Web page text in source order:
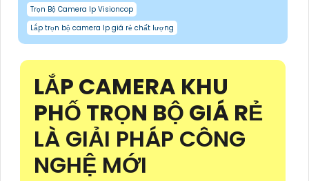
Trọn Bộ Camera Ip Visioncop
Lắp trọn bộ camera Ip giá rẻ chất lượng
LẮP CAMERA KHU
PHỐ TRỌN BỘ GIÁ RẺ
LÀ GIẢI PHÁP CÔNG
NGHỆ MỚI